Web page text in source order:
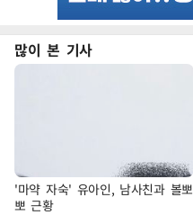
많이 본 기사
'마약 자숙' 유아인, 남사친과 볼뽀
뽀 근황